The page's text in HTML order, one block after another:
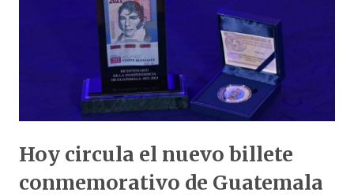
Hoy circula el nuevo billete
conmemorativo de Guatemala